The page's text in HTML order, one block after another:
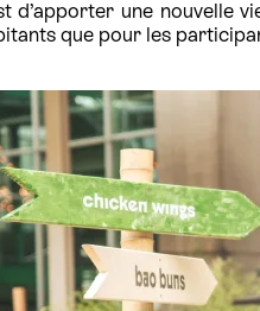
d’apporter une nouvelle
que pour les